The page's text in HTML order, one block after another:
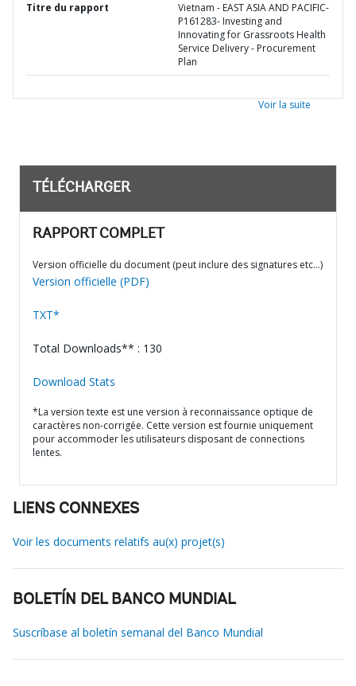
Titre du rapport
Vietnam - EAST ASIA AND PACIFIC-
P161283- Investing and
Innovating for Grassroots Health
Service Delivery - Procurement
Plan
Voir la suite
TÉLÉCHARGER
RAPPORT COMPLET
Version officielle du document (peut inclure des signatures etc…)
Version officielle (PDF)
TXT*
Total Downloads** : 130
Download Stats
*La version texte est une version à reconnaissance optique de
caractères non-corrigée. Cette version est fournie uniquement
pour accommoder les utilisateurs disposant de connections
lentes.
LIENS CONNEXES
Voir les documents relatifs au(x) projet(s)
BOLETÍN DEL BANCO MUNDIAL
Suscríbase al boletín semanal del Banco Mundial